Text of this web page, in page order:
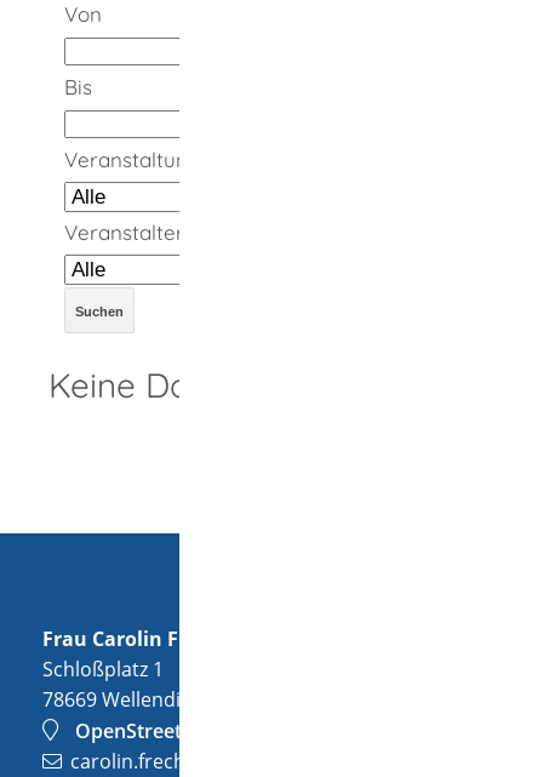
Frau Carolin Frech
Schloßplatz 1
78669Wellendingen
OpenStreetMap
carolin.frech@wellendingen.de
Von
Bis
Veranstaltungsort
Veranstalter
Keine Daten vorhanden